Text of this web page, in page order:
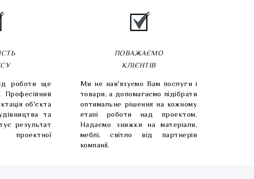
роботи ще
Професійний
об'єкта
та
результат
проектної
ПОВАЖАЄМО
КЛІЄНТІВ
Ми не нав'язуємо Вам послуги і
товари, а допомагаємо підібрати
оптимальне рішення на кожному
етапі роботи над проектом.
Надаємо знижки на матеріали,
меблі, світло від партнерів
компанії.